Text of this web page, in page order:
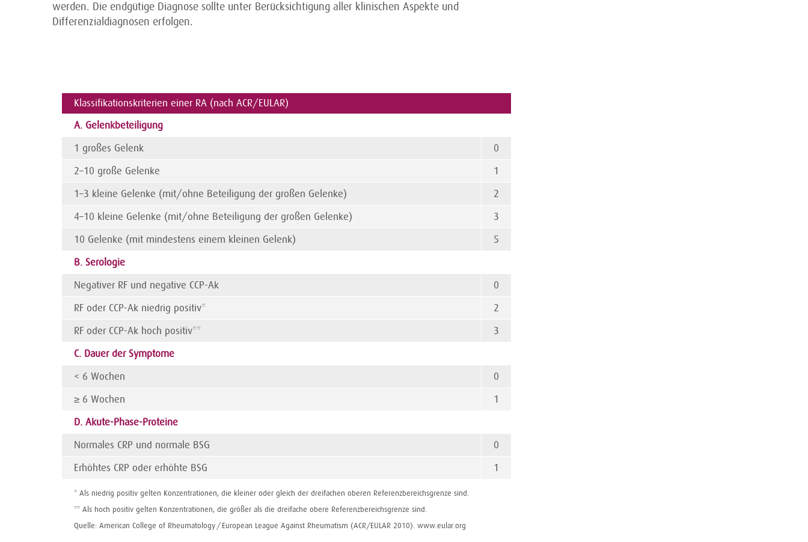
werden. Die endgütige Diagnose sollte unter Berücksichtigung aller klinischen Aspekte und
Differenzialdiagnosen erfolgen.
Klassifikationskriterien einer RA (nach ACR/EULAR)
A. Gelenkbeteiligung
1 großes Gelenk
0
2–10 große Gelenke
1
1–3 kleine Gelenke (mit/ohne Beteiligung der großen Gelenke)
2
4–10 kleine Gelenke (mit/ohne Beteiligung der großen Gelenke)
3
10 Gelenke (mit mindestens einem kleinen Gelenk)
5
B. Serologie
Negativer RF und negative CCP-Ak
0
RF oder CCP-Ak niedrig positiv*
2
RF oder CCP-Ak hoch positiv**
3
C. Dauer der Symptome
< 6 Wochen
0
≥ 6 Wochen
1
D. Akute-Phase-Proteine
Normales CRP und normale BSG
0
Erhöhtes CRP oder erhöhte BSG
1
* Als niedrig positiv gelten Konzentra­tionen, die kleiner oder gleich der ­dreifachen oberen Referenzbereichsgrenze sind.
** Als hoch positiv gelten Konzentra­tionen, die größer als die dreifache obere Referenzbereichsgrenze sind.
Quelle: American College of Rheumatology / European League Against Rheumatism (ACR/EULAR 2010). www.eular.org